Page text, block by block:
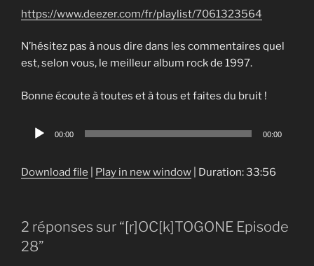
https://www.deezer.com/fr/playlist/7061323564
N’hésitez pas à nous dire dans les commentaires quel
est, selon vous, le meilleur album rock de 1997.
Bonne écoute à toutes et à tous et faites du bruit !
Audio
00:00 00:00
Download file Play in new window Duration: 33:56
2 réponses sur “[r]OC[k]TOGONE Episode
28”